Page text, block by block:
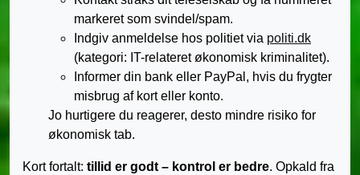
markeret som svindel/spam.
Indgiv anmeldelse hos politiet via politi.dk
(kategori: IT-relateret økonomisk kriminalitet).
Informer din bank eller PayPal, hvis du frygter
misbrug af kort eller konto.
Jo hurtigere du reagerer, desto mindre risiko for
økonomisk tab.
Kort fortalt: tillid er godt – kontrol er bedre. Opkald fra